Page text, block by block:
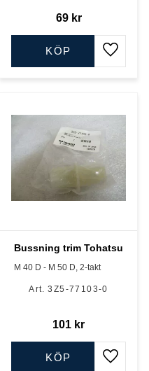
69kr
Lägg
KÖP
Bussning trim Tohatsu
M 40 D - M 50 D, 2-takt
3Z5-77103-0
101 kr
Lägg
KÖP